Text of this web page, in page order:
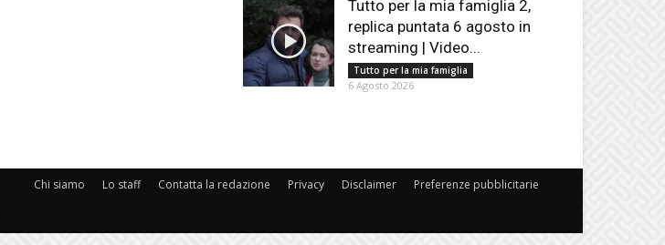
Tutto per la mia famiglia 2,
replica puntata 6 agosto in
streaming | Video...
Tutto per la mia famiglia
6 Agosto 2026
Chi siamo Lo staff Contatta la redazione Privacy Disclaimer Preferenze pubblicitarie